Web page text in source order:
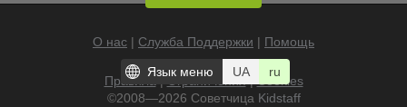
О нас | Служба Поддержки | Помощь
Правила|Ограничения|Cookies
©2008—2026 Советчица Kidstaff
Язык меню UA ru